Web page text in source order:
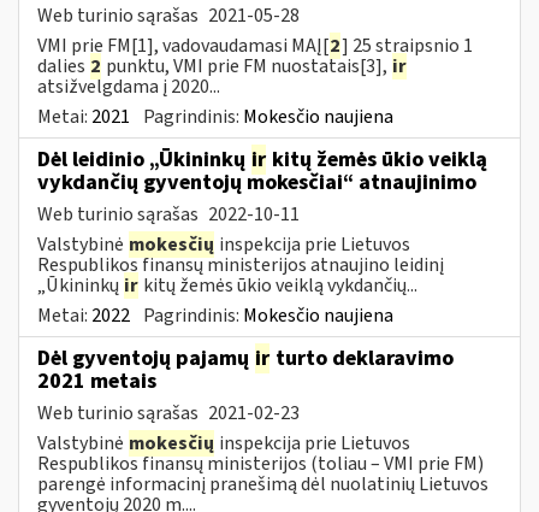
Web turinio sąrašas 2021-05-28
VMI prie FM[1], vadovaudamasi MAĮ[2] 25 straipsnio 1
dalies 2 punktu, VMI prie FM nuostatais[3], ir
atsižvelgdama į 2020...
Metai: 2021 Pagrindinis: Mokesčio naujiena
Dėl leidinio „Ūkininkų ir kitų žemės ūkio veiklą
vykdančių gyventojų mokesčiai“ atnaujinimo
Web turinio sąrašas 2022-10-11
Valstybinė mokesčių inspekcija prie Lietuvos
Respublikos finansų ministerijos atnaujino leidinį
„Ūkininkų ir kitų žemės ūkio veiklą vykdančių...
Metai: 2022 Pagrindinis: Mokesčio naujiena
Dėl gyventojų pajamų ir turto deklaravimo
2021 metais
Web turinio sąrašas 2021-02-23
Valstybinė mokesčių inspekcija prie Lietuvos
Respublikos finansų ministerijos (toliau – VMI prie FM)
parengė informacinį pranešimą dėl nuolatinių Lietuvos
gyventojų 2020 m....